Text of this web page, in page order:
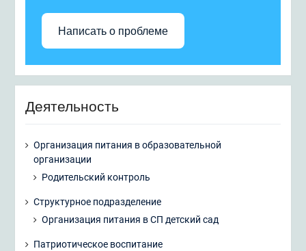
Написать о проблеме
Деятельность
Организация питания в образовательной
организации
Родительский контроль
Структурное подразделение
Организация питания в СП детский сад
Патриотическое воспитание